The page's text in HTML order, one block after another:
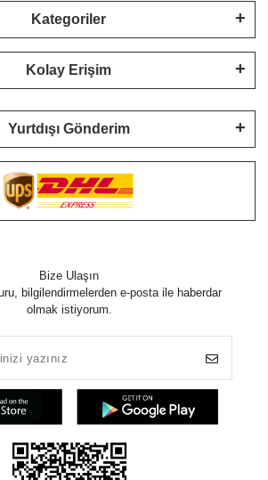
Kategoriler
Kolay Erişim
Yurtdışı Gönderim
Bize Ulaşın
bilgilendirmelerden e-posta ile haberdar
olmak istiyorum.